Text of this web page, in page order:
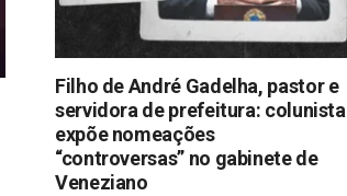
Filho de André Gadelha, pastor e
servidora de prefeitura: colunista
expõe nomeações
“controversas” no gabinete de
Veneziano